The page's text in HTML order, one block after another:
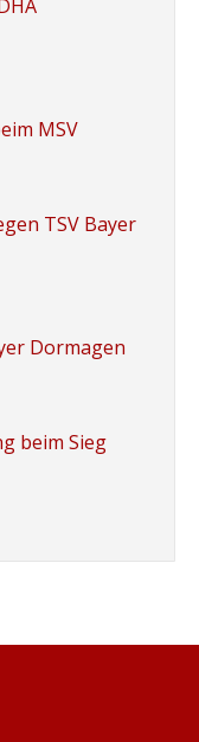
MSV
TSV Bayer
Dormagen
beim Sieg